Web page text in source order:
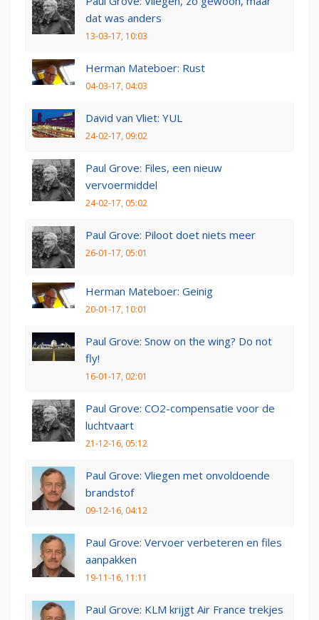
dat was anders
13-03-17, 10:03
Herman Mateboer: Rust
04-03-17, 04:03
David van Vliet: YUL
24-02-17, 09:02
Paul Grove: Files, een nieuw
vervoermiddel
24-02-17, 05:02
Paul Grove: Piloot doet niets meer
26-01-17, 05:01
Herman Mateboer: Geinig
20-01-17, 10:01
Paul Grove: Snow on the wing? Do not
fly!
16-01-17, 02:01
Paul Grove: CO2-compensatie voor de
luchtvaart
21-12-16, 05:12
Paul Grove: Vliegen met onvoldoende
brandstof
09-12-16, 04:12
Paul Grove: Vervoer verbeteren en files
aanpakken
19-11-16, 11:11
Paul Grove: KLM krijgt Air France trekjes